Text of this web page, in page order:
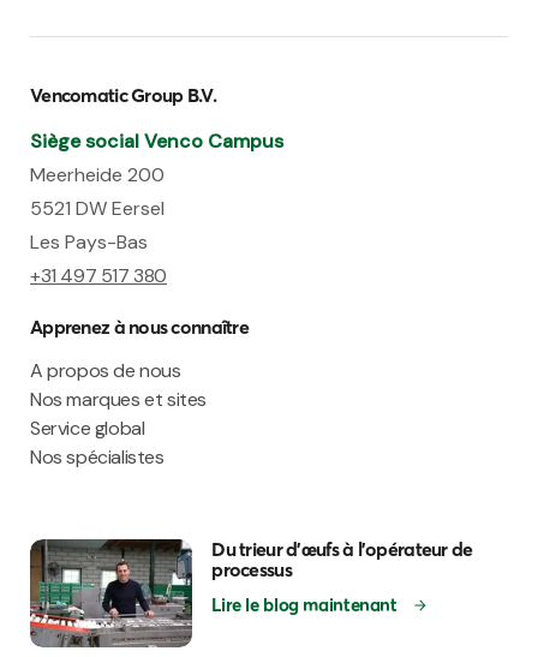
Vencomatic Group B.V.
Siège social Venco Campus
Meerheide 200
5521 DW Eersel
Les Pays-Bas
+31 497 517 380
Apprenez à nous connaître
A propos de nous
Nos marques et sites
Service global
Nos spécialistes
Du trieur d'œufs à l'opérateur de
processus
Lire le blog maintenant